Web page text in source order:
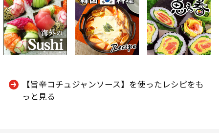
【旨辛コチュジャンソース】を使ったレシピをも
っと見る